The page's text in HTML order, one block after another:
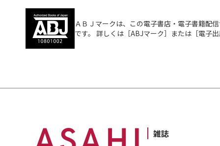
ＡＢＪマークは、この電子書店・電子書籍配
です。 詳しくは［ABJマーク］または［電子
雑誌